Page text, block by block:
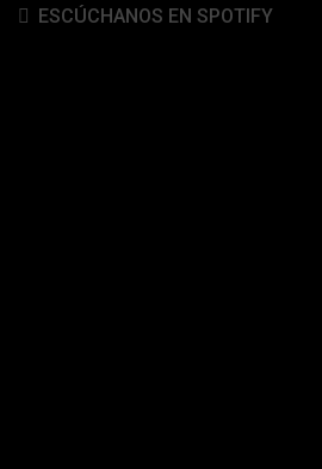
ESCÚCHANOS EN SPOTIFY